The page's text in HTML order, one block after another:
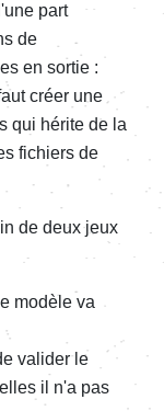
part
de
en sortie :
créer une
qui hérite de la
fichiers de
de deux jeux
modèle va
valider le
il n'a pas